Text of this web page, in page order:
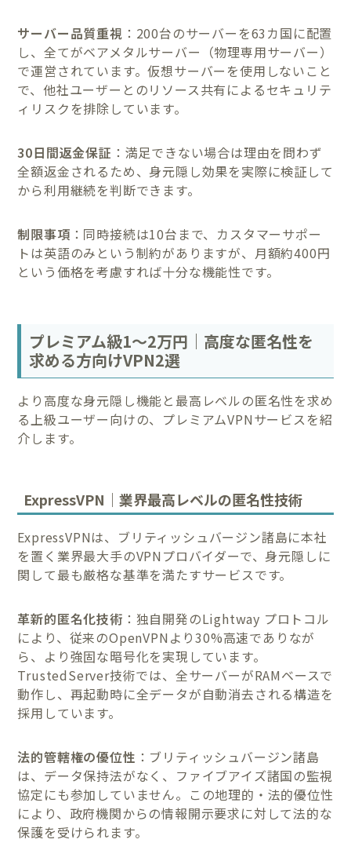
サーバー品質重視 ：200台のサーバーを63カ国に配置
し、全てがベアメタルサーバー（物理専用サーバー）
で運営されています。仮想サーバーを使用しないこと
で、他社ユーザーとのリソース共有によるセキュリテ
ィリスクを排除しています。
30日間返金保証 ：満足できない場合は理由を問わず
全額返金されるため、身元隠し効果を実際に検証して
から利用継続を判断できます。
制限事項 ：同時接続は10台まで、カスタマーサポー
トは英語のみという制約がありますが、月額約400円
という価格を考慮すれば十分な機能性です。
プレミアム級1〜2万円｜高度な匿名性を
求める方向けVPN2選
より高度な身元隠し機能と最高レベルの匿名性を求め
る上級ユーザー向けの、プレミアムVPNサービスを紹
介します。
ExpressVPN｜業界最高レベルの匿名性技術
ExpressVPNは、ブリティッシュバージン諸島に本社
を置く業界最大手のVPNプロバイダーで、身元隠しに
関して最も厳格な基準を満たすサービスです。
革新的匿名化技術 ：独自開発のLightway プロトコル
により、従来のOpenVPNより30%高速でありなが
ら、より強固な暗号化を実現しています。
TrustedServer技術では、全サーバーがRAMベースで
動作し、再起動時に全データが自動消去される構造を
採用しています。
法的管轄権の優位性 ：ブリティッシュバージン諸島
は、データ保持法がなく、ファイブアイズ諸国の監視
協定にも参加していません。この地理的・法的優位性
により、政府機関からの情報開示要求に対して法的な
保護を受けられます。